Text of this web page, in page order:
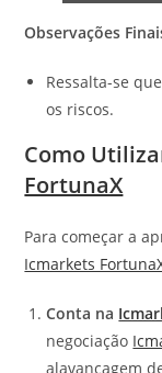
Observações
Ressalta-se
os riscos.
Como
FortunaX
Para começar a
Icmarkets
Conta na
negociação
alavancagem